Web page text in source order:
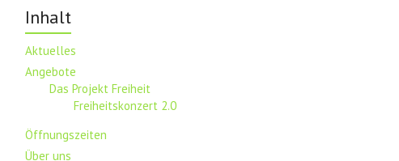
Inhalt
Aktuelles
Angebote
Das Projekt Freiheit
Freiheitskonzert 2.0
Öffnungszeiten
Über uns